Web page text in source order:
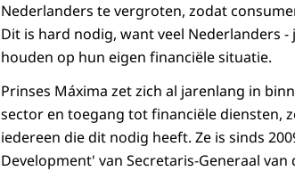
Nederlanders te vergroten, zodat
Dit is hard nodig, want veel Nederlanders
houden op hun eigen financiële situatie.
Prinses Máxima zet zich al jarenlang in
sector en toegang tot financiële diensten,
iedereen die dit nodig heeft. Ze is sinds
Development' van Secretaris-Generaal